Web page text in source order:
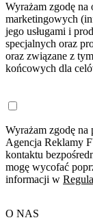
Wyrażam zgodę na
marketingowych
jego usługami i
specjalnych oraz
oraz związane z
końcowych dla
Wyrażam zgodę na
Agencja Reklamy
kontaktu
mogę wycofać
informacji w
O NAS